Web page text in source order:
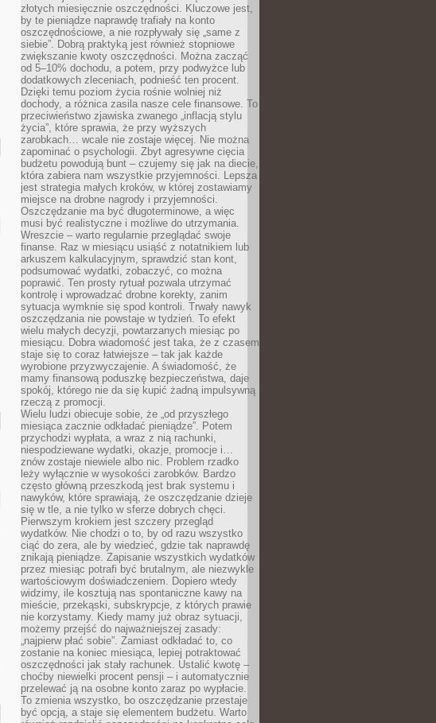
złotych miesięcznie oszczędności. Kluczowe jest,
by te pieniądze naprawdę trafiały na konto
oszczędnościowe, a nie rozpływały się „same z
siebie”. Dobrą praktyką jest również stopniowe
zwiększanie kwoty oszczędności. Można zacząć
od 5–10% dochodu, a potem, przy podwyżce lub
dodatkowych zleceniach, podnieść ten procent.
Dzięki temu poziom życia rośnie wolniej niż
dochody, a różnica zasila nasze cele finansowe. To
przeciwieństwo zjawiska zwanego „inflacją stylu
życia”, które sprawia, że przy wyższych
zarobkach… wcale nie zostaje więcej. Nie można
zapominać o psychologii. Zbyt agresywne cięcia
budżetu powodują bunt – czujemy się jak na diecie,
która zabiera nam wszystkie przyjemności. Lepsza
jest strategia małych kroków, w której zostawiamy
miejsce na drobne nagrody i przyjemności.
Oszczędzanie ma być długoterminowe, a więc
musi być realistyczne i możliwe do utrzymania.
Wreszcie – warto regularnie przeglądać swoje
finanse. Raz w miesiącu usiąść z notatnikiem lub
arkuszem kalkulacyjnym, sprawdzić stan kont,
podsumować wydatki, zobaczyć, co można
poprawić. Ten prosty rytuał pozwala utrzymać
kontrolę i wprowadzać drobne korekty, zanim
sytuacja wymknie się spod kontroli. Trwały nawyk
oszczędzania nie powstaje w tydzień. To efekt
wielu małych decyzji, powtarzanych miesiąc po
miesiącu. Dobra wiadomość jest taka, że z czasem
staje się to coraz łatwiejsze – tak jak każde
wyrobione przyzwyczajenie. A świadomość, że
mamy finansową poduszkę bezpieczeństwa, daje
spokój, którego nie da się kupić żadną impulsywną
rzeczą z promocji.
Wielu ludzi obiecuje sobie, że „od przyszłego
miesiąca zacznie odkładać pieniądze”. Potem
przychodzi wypłata, a wraz z nią rachunki,
niespodziewane wydatki, okazje, promocje i…
znów zostaje niewiele albo nic. Problem rzadko
leży wyłącznie w wysokości zarobków. Bardzo
często główną przeszkodą jest brak systemu i
nawyków, które sprawiają, że oszczędzanie dzieje
się w tle, a nie tylko w sferze dobrych chęci.
Pierwszym krokiem jest szczery przegląd
wydatków. Nie chodzi o to, by od razu wszystko
ciąć do zera, ale by wiedzieć, gdzie tak naprawdę
znikają pieniądze. Zapisanie wszystkich wydatków
przez miesiąc potrafi być brutalnym, ale niezwykle
wartościowym doświadczeniem. Dopiero wtedy
widzimy, ile kosztują nas spontaniczne kawy na
mieście, przekąski, subskrypcje, z których prawie
nie korzystamy. Kiedy mamy już obraz sytuacji,
możemy przejść do najważniejszej zasady:
„najpierw płać sobie”. Zamiast odkładać to, co
zostanie na koniec miesiąca, lepiej potraktować
oszczędności jak stały rachunek. Ustalić kwotę –
choćby niewielki procent pensji – i automatycznie
przelewać ją na osobne konto zaraz po wypłacie.
To zmienia wszystko, bo oszczędzanie przestaje
być opcją, a staje się elementem budżetu. Warto